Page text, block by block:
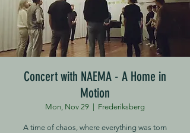
Concert with NAEMA - A Home in
Motion
Mon, Nov 29 Frederiksberg
A time of chaos, where everything was torn